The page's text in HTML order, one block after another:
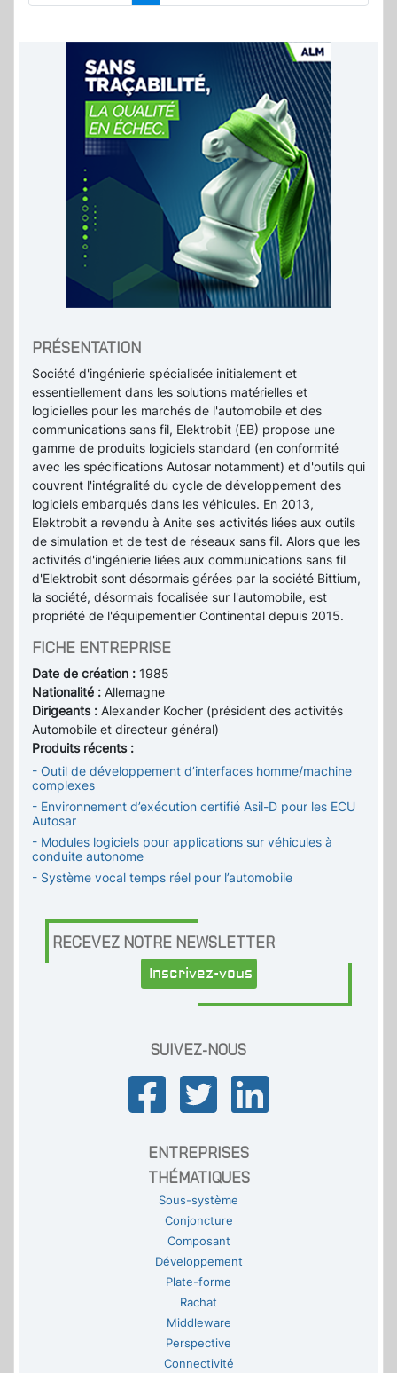
PRÉSENTATION
Société d'ingénierie spécialisée initialement et
essentiellement dans les solutions matérielles et
logicielles pour les marchés de l'automobile et des
communications sans fil, Elektrobit (EB) propose une
gamme de produits logiciels standard (en conformité
avec les spécifications Autosar notamment) et d'outils qui
couvrent l'intégralité du cycle de développement des
logiciels embarqués dans les véhicules. En 2013,
Elektrobit a revendu à Anite ses activités liées aux outils
de simulation et de test de réseaux sans fil. Alors que les
activités d'ingénierie liées aux communications sans fil
d'Elektrobit sont désormais gérées par la société Bittium,
la société, désormais focalisée sur l'automobile, est
propriété de l'équipementier Continental depuis 2015.
FICHE ENTREPRISE
Date de création : 1985
Nationalité : Allemagne
Dirigeants : Alexander Kocher (président des activités
Automobile et directeur général)
Produits récents :
- Outil de développement d’interfaces homme/machine
complexes
- Environnement d’exécution certifié Asil-D pour les ECU
Autosar
- Modules logiciels pour applications sur véhicules à
conduite autonome
- Système vocal temps réel pour l’automobile
RECEVEZ NOTRE NEWSLETTER
Inscrivez-vous
SUIVEZ-NOUS
ENTREPRISES
THÉMATIQUES
Sous-système
Conjoncture
Composant
Développement
Plate-forme
Rachat
Middleware
Perspective
Connectivité